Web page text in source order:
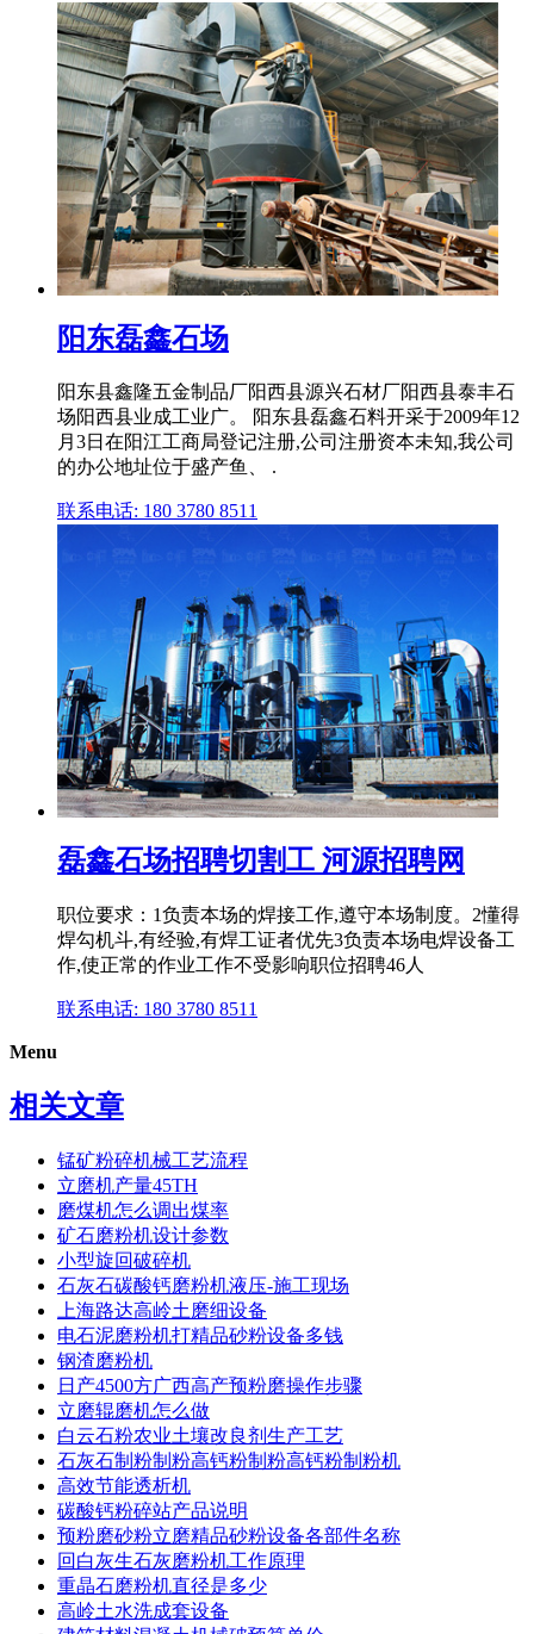
阳东磊鑫石场
阳东县鑫隆五金制品厂阳西县源兴石材厂阳西县泰丰石
场阳西县业成工业广。 阳东县磊鑫石料开采于2009年12
月3日在阳江工商局登记注册,公司注册资本未知,我公司
的办公地址位于盛产鱼、 .
联系电话: 180 3780 8511
磊鑫石场招聘切割工 河源招聘网
职位要求：1负责本场的焊接工作,遵守本场制度。2懂得
焊勾机斗,有经验,有焊工证者优先3负责本场电焊设备工
作,使正常的作业工作不受影响职位招聘46人
联系电话: 180 3780 8511
Menu
相关文章
锰矿粉碎机械工艺流程
立磨机产量45TH
磨煤机怎么调出煤率
矿石磨粉机设计参数
小型旋回破碎机
石灰石碳酸钙磨粉机液压-施工现场
上海路达高岭土磨细设备
电石泥磨粉机打精品砂粉设备多钱
钢渣磨粉机
日产4500方广西高产预粉磨操作步骤
立磨辊磨机怎么做
白云石粉农业土壤改良剂生产工艺
石灰石制粉制粉高钙粉制粉高钙粉制粉机
高效节能透析机
碳酸钙粉碎站产品说明
预粉磨砂粉立磨精品砂粉设备各部件名称
回白灰生石灰磨粉机工作原理
重晶石磨粉机直径是多少
高岭土水洗成套设备